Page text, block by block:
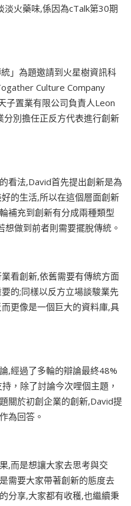
淡火藥味,係因為cTalk第30期
」為題邀請到火星樹資訊科
Culture Company
子置業有限公司負責人Leon
分別擔任正反方代表進行創新
看法,David首先提出創新是為
的生活,所以在這個層面創新
補充到創新有分成兩種類型
做到前者則需要擺脫傳統。
看創新,依舊需要有傳統方面
的;同樣以反方立場談駿業先
更像是一個巨大的資料庫,具
,經過了多輪的辯論最終48%
，除了討論今次哩個主題，
關於初創企業的創新,David提
為回答。
,而是想讓大家去思考與交
需要大家帶著創新的態度去
分享,大家都有收穫,也繼續秉